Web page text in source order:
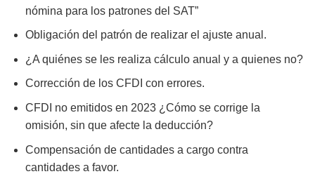
nómina para los patrones del SAT”
Obligación del patrón de realizar el ajuste anual.
¿A quiénes se les realiza cálculo anual y a quienes no?
Corrección de los CFDI con errores.
CFDI no emitidos en 2023 ¿Cómo se corrige la
omisión, sin que afecte la deducción?
Compensación de cantidades a cargo contra
cantidades a favor.